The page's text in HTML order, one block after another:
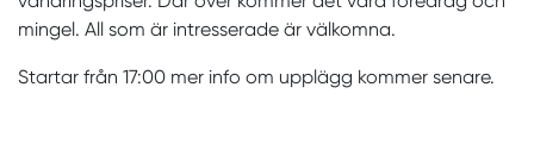
mingel. All som är intresserade är välkomna.
Startar från 17:00 mer info om upplägg kommer senare.